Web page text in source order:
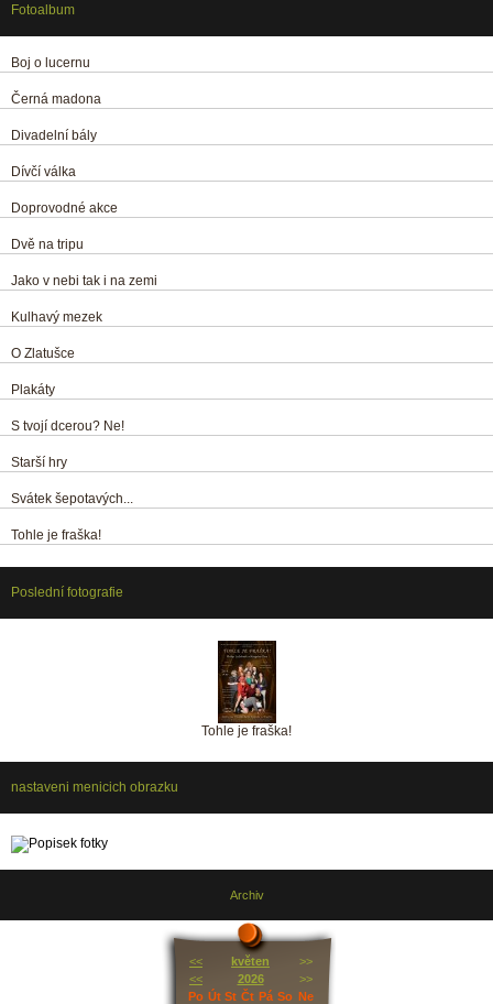
Fotoalbum
Boj o lucernu
Černá madona
Divadelní bály
Dívčí válka
Doprovodné akce
Dvě na tripu
Jako v nebi tak i na zemi
Kulhavý mezek
O Zlatušce
Plakáty
S tvojí dcerou? Ne!
Starší hry
Svátek šepotavých...
Tohle je fraška!
Poslední fotografie
Tohle je fraška!
nastaveni menicich obrazku
Archiv
<< květen
>>
<<
2026
>>
Po Út St Čt Pá So Ne